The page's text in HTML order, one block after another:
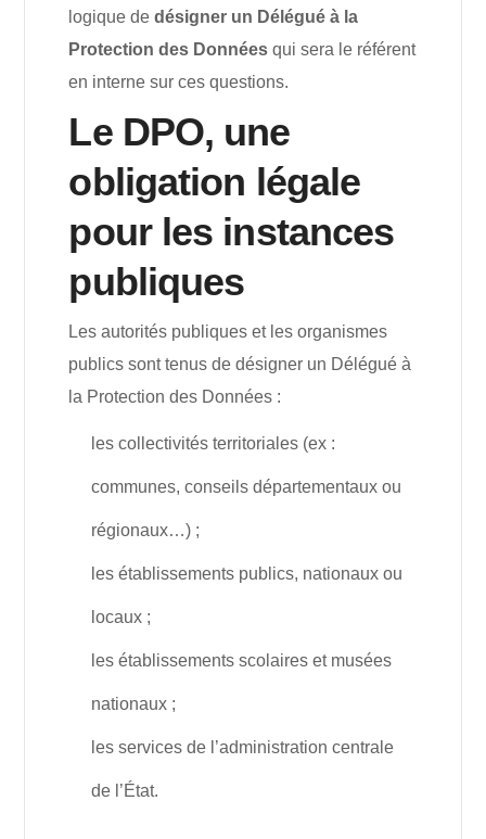
logique dedésigner un Délégué à la
Protection des Données qui sera le référent
en interne sur ces questions.
Le DPO, une
obligation légale
pour les instances
publiques
Les autorités publiques et les organismes
publics sont tenus de désigner un Délégué à
la Protection des Données :
les collectivités territoriales (ex :
communes, conseils départementaux ou
régionaux…) ;
les établissements publics, nationaux ou
locaux ;
les établissements scolaires et musées
nationaux ;
les services de l’administration centrale
de l’État.